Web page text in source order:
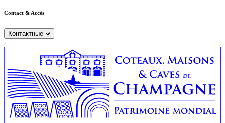
Contact & Accès
Контактные